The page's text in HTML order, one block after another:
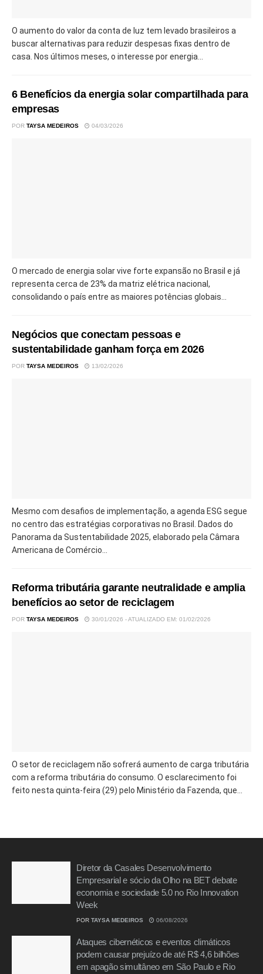
O aumento do valor da conta de luz tem levado brasileiros a
buscar alternativas para reduzir despesas fixas dentro de
casa. Nos últimos meses, o interesse por energia...
6 Benefícios da energia solar compartilhada para
empresas
POR TAYSA MEDEIROS 04/03/2026
O mercado de energia solar vive forte expansão no Brasil e já
representa cerca de 23% da matriz elétrica nacional,
consolidando o país entre as maiores potências globais...
Negócios que conectam pessoas e
sustentabilidade ganham força em 2026
POR TAYSA MEDEIROS 13/02/2026
Mesmo com desafios de implementação, a agenda ESG segue
no centro das estratégias corporativas no Brasil. Dados do
Panorama da Sustentabilidade 2025, elaborado pela Câmara
Americana de Comércio...
Reforma tributária garante neutralidade e amplia
benefícios ao setor de reciclagem
POR TAYSA MEDEIROS 30/01/2026 - ATUALIZADO EM: 01/02/2026
O setor de reciclagem não sofrerá aumento de carga tributária
com a reforma tributária do consumo. O esclarecimento foi
feito nesta quinta-feira (29) pelo Ministério da Fazenda, que...
Diretor da Casales Desenvolvimento
Empresarial e sócio da Olho na BET debate
economia e sociedade 5.0 no Rio Innovation
Week
POR TAYSA MEDEIROS 06/08/2026
Ataques cibernéticos e eventos climáticos
podem causar prejuízo de até R$ 4,6 bilhões
em apagão simultâneo em São Paulo e Rio